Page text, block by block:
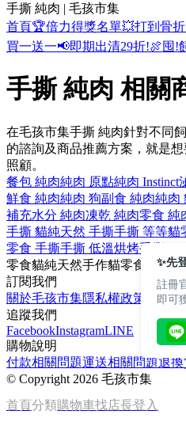
手撕 純肉 | 毛孩市集
首頁🏆倍力得獎名單💥打到骨
買一送一📢即期出清29折!🍖囤!
手撕 純肉 相關
在毛孩市集手撕 純肉針對不同
的諮詢及商品推薦方案，就是
照顧。
餐包 純肉純肉 原點純肉 Instinct
鮮食 純肉純肉 狗副食 純肉純肉
補充水分 純肉凍乾 純肉零食 純
手撕 貓純天然 手撕手撕 等等貓
零食 手撕手撕 低溫烘烤手撕 50克
零食貓純天然手作貓零食
訂閱我們
關於毛孩市集隱私權政策
文章
追蹤我們
FacebookInstagramLINE
購物說明
付款相關問題運送相關問題退換
© Copyright 2026 毛孩市集
首頁分類購物車找店長登入
✨先
註冊
即可